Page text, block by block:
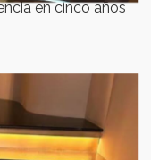
en cinco años